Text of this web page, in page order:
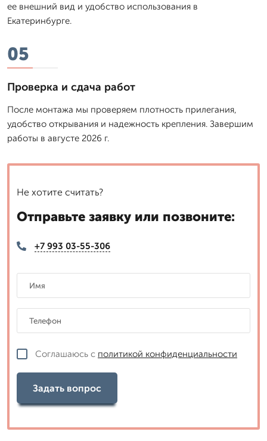
ее внешний вид и удобство использования в
Екатеринбурге.
05
Проверка и сдача работ
После монтажа мы проверяем плотность прилегания,
удобство открывания и надежность крепления. Завершим
работы в августе 2026 г.
Не хотите считать?
Отправьте заявку или позвоните:
+7 993 03-55-306
Соглашаюсь с политикой конфиденциальности
Задать вопрос